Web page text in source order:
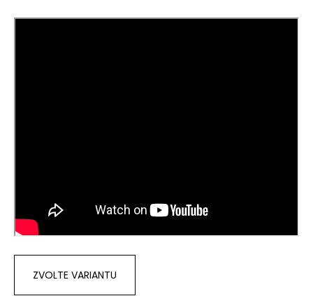
ZVOLTE VARIANTU
e